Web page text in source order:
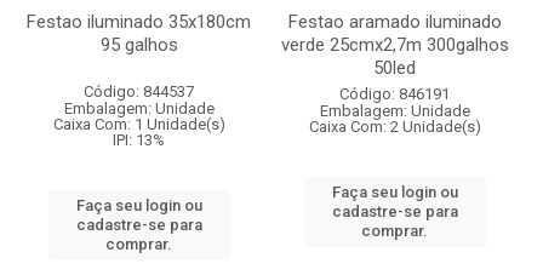
Festao iluminado 35x180cm
95 galhos
Código: 844537
Embalagem: Unidade
Caixa Com: 1 Unidade(s)
IPI: 13%
Faça seu login ou
cadastre-se para
comprar.
Festao aramado iluminado
verde 25cmx2,7m 300galhos
50led
Código: 846191
Embalagem: Unidade
Caixa Com: 2 Unidade(s)
Faça seu login ou
cadastre-se para
comprar.